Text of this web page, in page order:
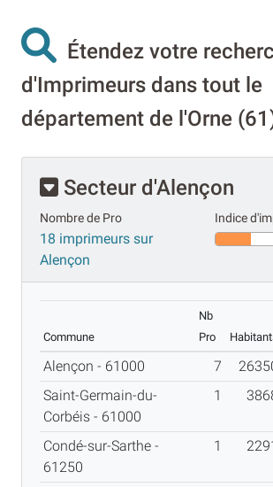
Étendez votre
d'Imprimeurs dans tout le
département de l'Orne
Secteur d'Alençon
Nombre de Pro
18 imprimeurs sur
Alençon
Indice
Commune
Nb
Pro
Alençon - 61000 7
Saint-Germain-du-
Corbéis - 61000
1
Condé-sur-Sarthe -
61250
1